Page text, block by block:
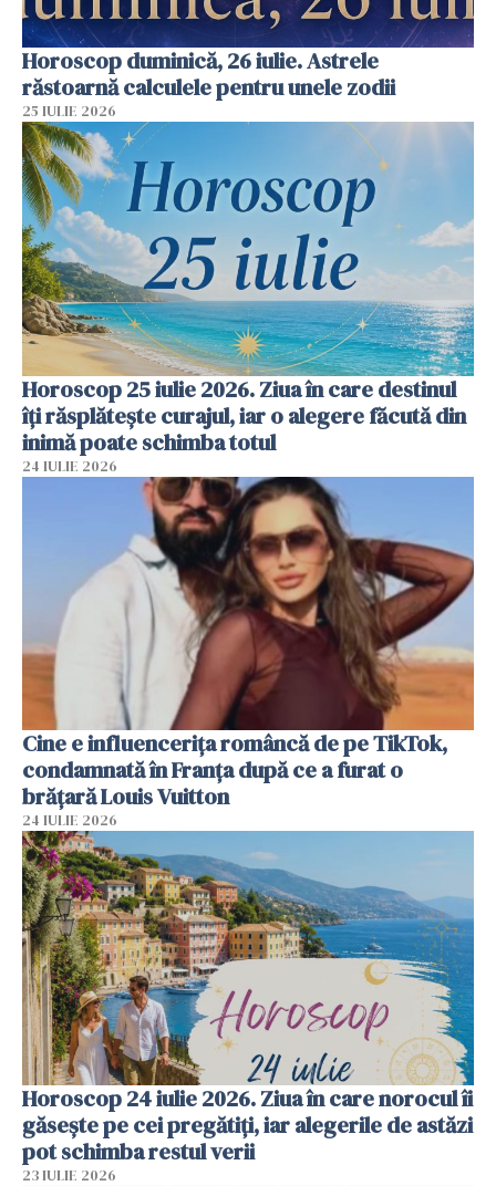
Horoscop duminică, 26 iulie. Astrele
răstoarnă calculele pentru unele zodii
25 IULIE 2026
Horoscop 25 iulie 2026. Ziua în care destinul
îți răsplătește curajul, iar o alegere făcută din
inimă poate schimba totul
24 IULIE 2026
Cine e influencerița româncă de pe TikTok,
condamnată în Franța după ce a furat o
brățară Louis Vuitton
24 IULIE 2026
Horoscop 24 iulie 2026. Ziua în care norocul îi
găsește pe cei pregătiți, iar alegerile de astăzi
pot schimba restul verii
23 IULIE 2026